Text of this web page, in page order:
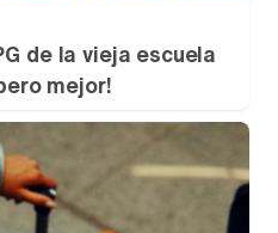
de la vieja escuela
mejor!